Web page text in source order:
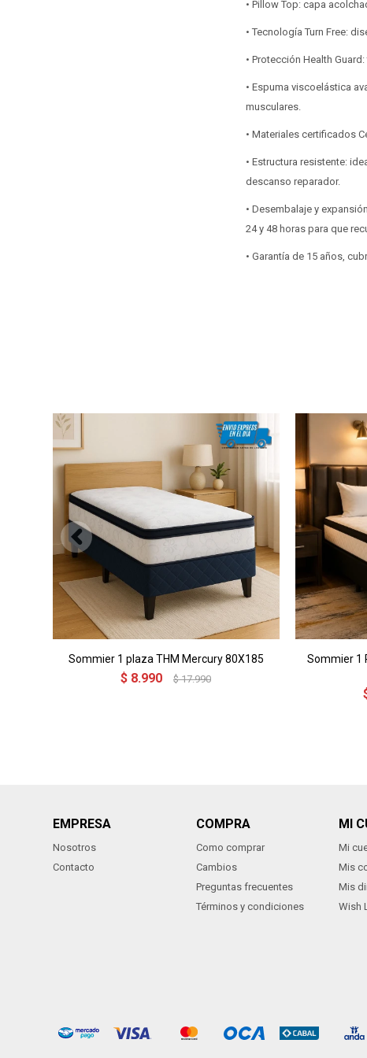
• Pillow Top: capa
• Tecnología Turn Free:
• Protección Health
• Espuma viscoelástica
musculares.
• Materiales certificados
• Estructura resistente:
descanso reparador.
• Desembalaje y
24 y 48 horas para que
• Garantía de 15 años,
Sommier 1 plaza THM Mercury 80X185
$ 8.990 $ 17.990
Sommier 1
EMPRESA
Nosotros
Contacto
COMPRA
Como comprar
Cambios
Preguntas frecuentes
Términos y condiciones
MI
Mi
Mis
Mis
Wish